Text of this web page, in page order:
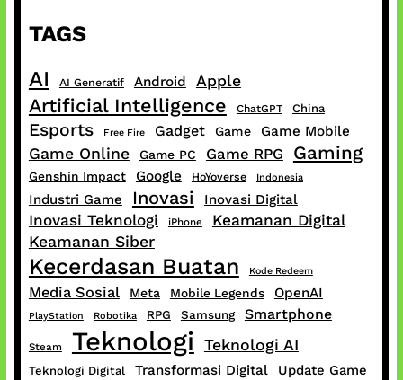
TAGS
AI AI Generatif Android Apple
Artificial Intelligence ChatGPT China
Esports Free Fire Gadget Game Game Mobile
Game Online Game PC Game RPG Gaming
Genshin Impact Google HoYoverse Indonesia
Industri Game Inovasi Inovasi Digital
Inovasi Teknologi iPhone
Keamanan Digital
Keamanan Siber
Kecerdasan Buatan Kode Redeem
Media Sosial Meta Mobile Legends OpenAI
PlayStation Robotika RPG Samsung Smartphone
Steam Teknologi Teknologi AI
Teknologi Digital Transformasi Digital Update Game